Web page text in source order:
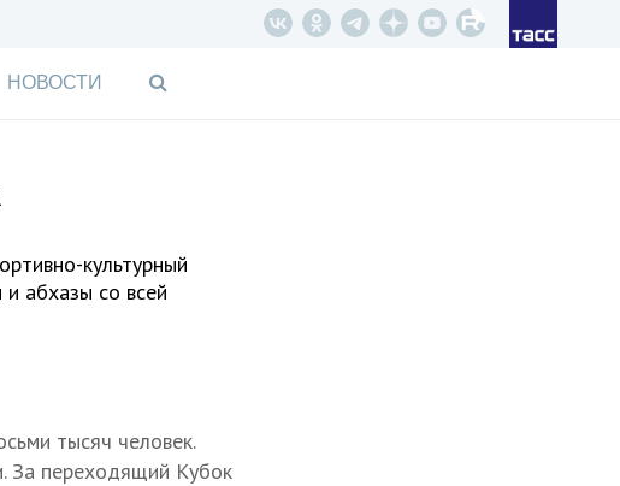
НОВОСТИ
культурный
абхазы со всей
тысяч человек.
За переходящий Кубок